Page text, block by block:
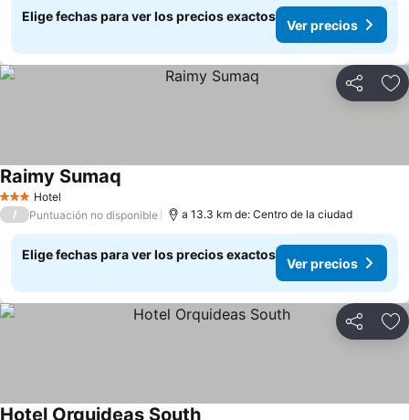
Elige fechas para ver los precios exactos
Ver precios
Compartir
3 Estrellas
Hotel
Raimy Sumaq
/ Puntuación no disponible a 13.3 km de: Centro de la ciudad
Elige fechas para ver los precios exactos
Ver precios
Compartir
Hotel Orquideas South